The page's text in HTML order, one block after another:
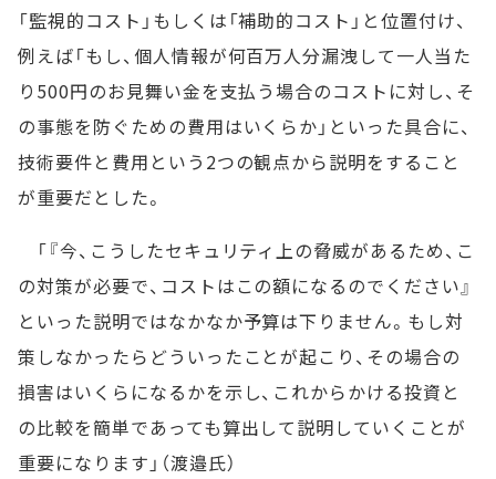
「監視的コスト」もしくは「補助的コスト」と位置付け、
例えば「もし、個人情報が何百万人分漏洩して一人当た
り500円のお見舞い金を支払う場合のコストに対し、そ
の事態を防ぐための費用はいくらか」といった具合に、
技術要件と費用という2つの観点から説明をすること
が重要だとした。
「『今、こうしたセキュリティ上の脅威があるため、こ
の対策が必要で、コストはこの額になるのでください』
といった説明ではなかなか予算は下りません。もし対
策しなかったらどういったことが起こり、その場合の
損害はいくらになるかを示し、これからかける投資と
の比較を簡単であっても算出して説明していくことが
重要になります」（渡邉氏）